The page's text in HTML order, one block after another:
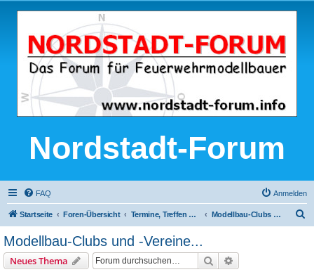
Nordstadt-Forum
FAQ Anmelden
Startseite Foren-Übersicht Termine, Treffen und Ausstellungen Modellbau-Clubs und -Vereine...
Modellbau-Clubs und -Vereine...
Neues Thema Suche